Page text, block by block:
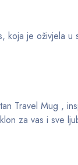
koja je oživjela
Travel Mug ,
za vas i sve